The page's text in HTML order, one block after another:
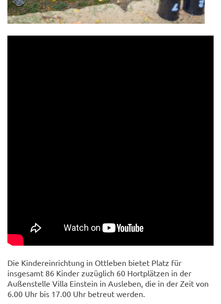
Die Kindereinrichtung in Ottleben bietet Platz für
insgesamt 86 Kinder zuzüglich 60 Hortplätzen in der
Außenstelle Villa Einstein in Ausleben, die in der Zeit von
6.00 Uhr bis 17.00 Uhr betreut werden.